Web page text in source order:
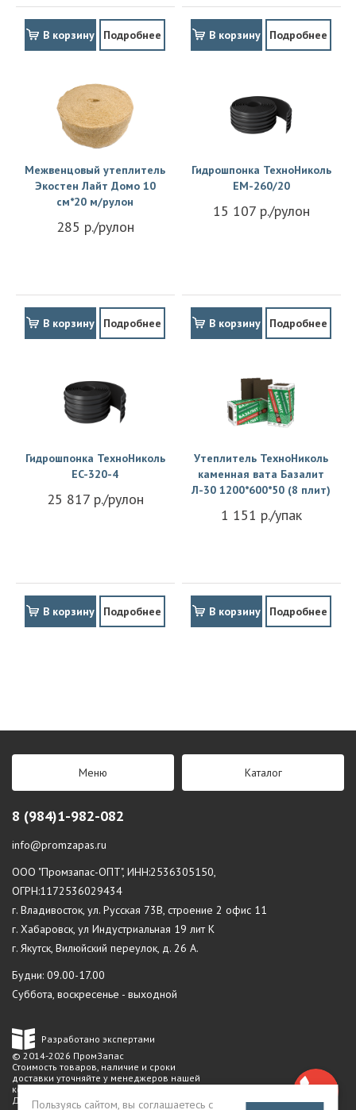
В корзину Подробнее В корзину Подробнее
Межвенцовый утеплитель
Экостен Лайт Домо 10
см*20 м/рулон
285 р./рулон
В корзину Подробнее
Гидрошпонка ТехноНиколь
EM-260/20
15 107 р./рулон
В корзину Подробнее
Гидрошпонка ТехноНиколь
EC-320-4
25 817 р./рулон
В корзину Подробнее
Утеплитель ТехноНиколь
каменная вата Базалит
Л-30 1200*600*50 (8 плит)
1 151 р./упак
В корзину Подробнее
Меню Каталог
8 (984)1-982-082
info@promzapas.ru
ООО "Промзапас-ОПТ", ИНН:2536305150,
ОГРН:1172536029434
г. Владивосток, ул. Русская 73В, строение 2 офис 11
г. Хабаровск, ул Индустриальная 19 лит К
г. Якутск, Вилюйский переулок, д. 26 А.
Будни: 09.00-17.00
Суббота, воскресенье - выходной
Разработано экспертами
© 2014-2026 ПромЗапас
Стоимость товаров, наличие и сроки
доставки уточняйте у менеджеров нашей
компании.
Данный сайт не является публичной
Пользуясь сайтом, вы соглашаетесь с